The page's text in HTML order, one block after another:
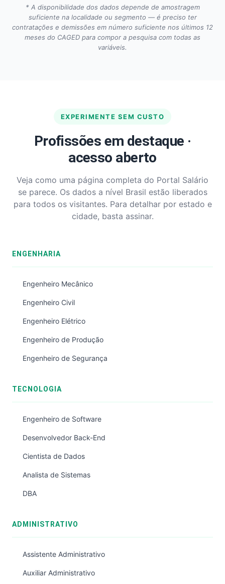
* A disponibilidade dos dados depende de amostragem
suficiente na localidade ou segmento — é preciso ter
contratações e demissões em número suficiente nos últimos 12
meses do CAGED para compor a pesquisa com todas as
variáveis.
EXPERIMENTE SEM CUSTO
Profissões em destaque ·
acesso aberto
Veja como uma página completa do Portal Salário
se parece. Os dados a nível Brasil estão liberados
para todos os visitantes. Para detalhar por estado e
cidade, basta assinar.
ENGENHARIA
Engenheiro Mecânico
Engenheiro Civil
Engenheiro Elétrico
Engenheiro de Produção
Engenheiro de Segurança
TECNOLOGIA
Engenheiro de Software
Desenvolvedor Back-End
Cientista de Dados
Analista de Sistemas
DBA
ADMINISTRATIVO
Assistente Administrativo
Auxiliar Administrativo